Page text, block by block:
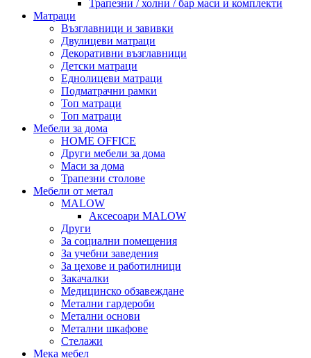
Трапезни / холни / бар маси и комплекти
Матраци
Възглавници и завивки
Двулицеви матраци
Декоративни възглавници
Детски матраци
Еднолицеви матраци
Подматрачни рамки
Топ матраци
Топ матраци
Мебели за дома
HOME OFFICE
Други мебели за дома
Маси за дома
Трапезни столове
Мебели от метал
MALOW
Аксесоари MALOW
Други
За социални помещения
За учебни заведения
За цехове и работилници
Закачалки
Медицинско обзавеждане
Метални гардероби
Метални основи
Метални шкафове
Стелажи
Мека мебел